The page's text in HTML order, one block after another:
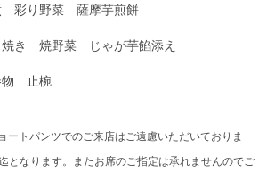
彩り野菜 薩摩芋煎餅
焼き 焼野菜 じゃが芋餡添え
止椀
ートパンツでのご来店はご遠慮いただいておりま
となります。またお席のご指定は承れませんのでご